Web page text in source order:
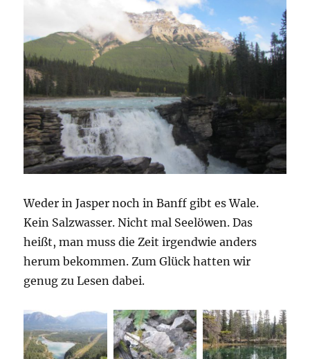
Weder in Jasper noch in Banff gibt es Wale.
Kein Salzwasser. Nicht mal Seelöwen. Das
heißt, man muss die Zeit irgendwie anders
herum bekommen. Zum Glück hatten wir
genug zu Lesen dabei.